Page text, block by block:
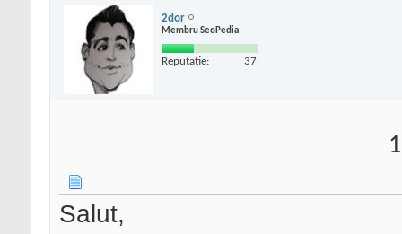
2dor
Membru SeoPedia
Reputatie: 37
Salut,